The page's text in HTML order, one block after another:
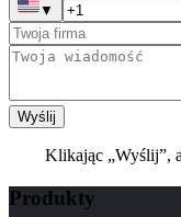
▼
Wyślij
Klikając „Wyślij”,
Produkty